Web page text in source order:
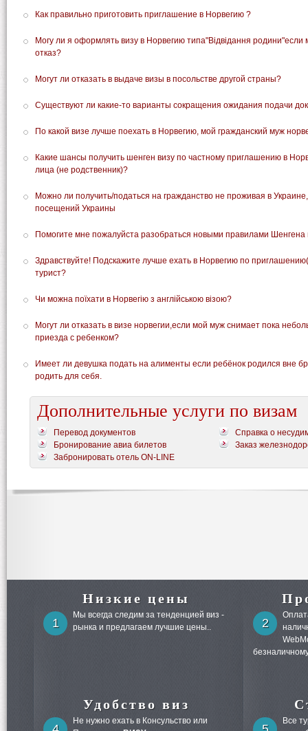
Как правильно приготовить приглашение в Норвегию ?
Могу ли я оформлять визу в Норвегию типа"Відвідання
отказ?
Могут ли отказать в выдаче визы в посольстве другой страны?
Существуют ли какие-то варианты сокращения ожидания подачи
По какой визе лучше поехать в Норвегию, мой гражданский муж
Какие шансы получить шенген визу по частному приглашению в
лица (не родственник)?
Можно ли получить/податься на гражданство не проживая в
посещений Украины
Помогите мне пожалуйста разобраться новыми правилами
Здравствуйте! Подскажите лучше ехать в Норвегию по
турист?
Чи можна поїхати в Норвегію з англійською візою?
Могут ли отказать в визе норвегии,если мой муж снимает пока
приезда с ребенком?
Имеет ли девушка подать на алименты если ребёнок родился вне
родить для себя.
Дополнительные услуги по визам
Перевод документов
Справка о
Бронирование авиа билетов
Заказ
Забронировать отель ON-LINE
Низкие цены
1
Мы всегда следим за тенденцией виз -
рынка и предлагаем лучшие цены..
2
Удобство виз
Не нужно ехать в Консульство или
Все